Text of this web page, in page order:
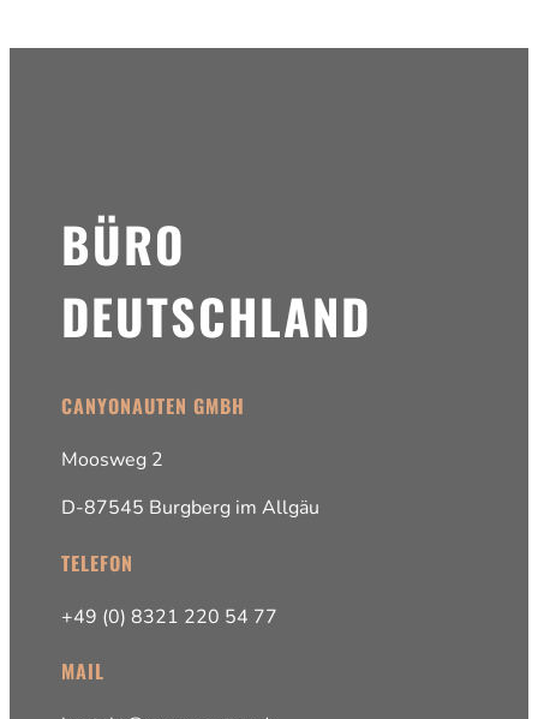
BÜRO
DEUTSCHLAND
CANYONAUTEN GMBH
Moosweg 2
D-87545 Burgberg im Allgäu
TELEFON
+49 (0) 8321 220 54 77
MAIL